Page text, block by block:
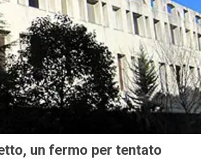
un fermo per tentato